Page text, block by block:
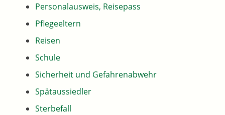
Personalausweis, Reisepass
Pflegeeltern
Reisen
Schule
Sicherheit und Gefahrenabwehr
Spätaussiedler
Sterbefall